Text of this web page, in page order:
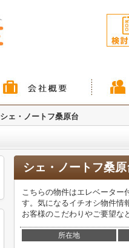
シェ・ノートフ桑原台
シェ・ノートフ桑原
こちらの物件はエレベーター
す。気になるイチオシ物件情
お客様のこだわりやご要望な
所在地